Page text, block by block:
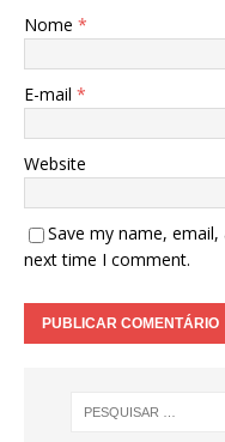
Nome *
E-mail *
Website
Save my name,
next time I comment.